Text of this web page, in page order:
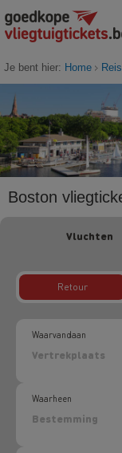
Je bent hier: Home
Boston